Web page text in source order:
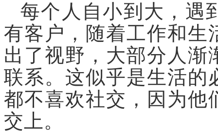
每个人自小到大，遇
有客户，随着工作和生
出了视野，大部分人渐
联系。 这似乎是生活的
都不喜欢社交，因为他
交上。